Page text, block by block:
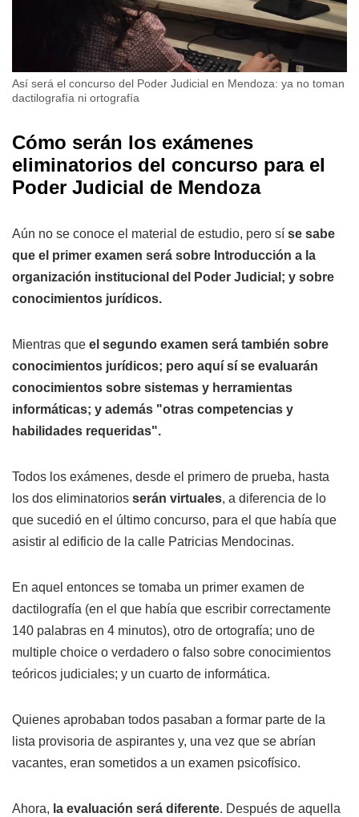
Así será el concurso del Poder Judicial en Mendoza: ya no toman
dactilografía ni ortografía
Cómo serán los exámenes
eliminatorios del concurso para el
Poder Judicial de Mendoza
Aún no se conoce el material de estudio, pero sí se sabe
que el primer examen será sobre Introducción a la
organización institucional del Poder Judicial; y sobre
conocimientos jurídicos.
Mientras que el segundo examen será también sobre
conocimientos jurídicos; pero aquí sí se evaluarán
conocimientos sobre sistemas y herramientas
informáticas; y además "otras competencias y
habilidades requeridas".
Todos los exámenes, desde el primero de prueba, hasta
los dos eliminatorios serán virtuales, a diferencia de lo
que sucedió en el último concurso, para el que había que
asistir al edificio de la calle Patricias Mendocinas.
En aquel entonces se tomaba un primer examen de
dactilografía (en el que había que escribir correctamente
140 palabras en 4 minutos), otro de ortografía; uno de
multiple choice o verdadero o falso sobre conocimientos
teóricos judiciales; y un cuarto de informática.
Quienes aprobaban todos pasaban a formar parte de la
lista provisoria de aspirantes y, una vez que se abrían
vacantes, eran sometidos a un examen psicofísico.
Ahora, la evaluación será diferente. Después de aquella